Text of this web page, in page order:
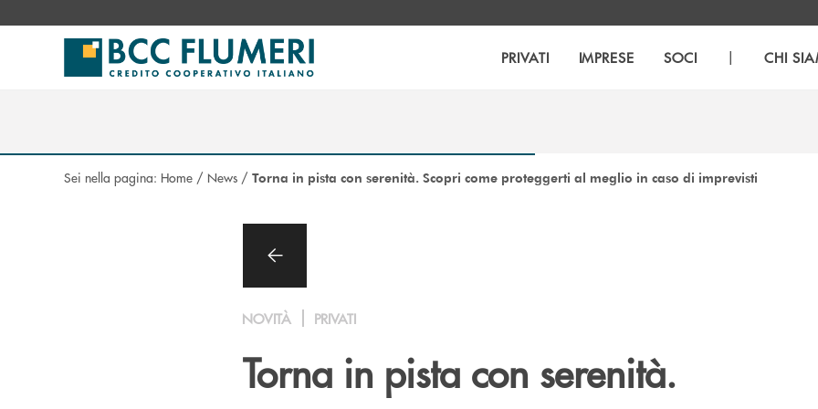
PRIVATI IMPRESE SOCI | CHI
Sei nella pagina: Home / News / Torna in pista con serenità. Scopri come proteggerti al meglio in caso di imprevisti
NOVITÀ PRIVATI
Torna in pista con serenità.